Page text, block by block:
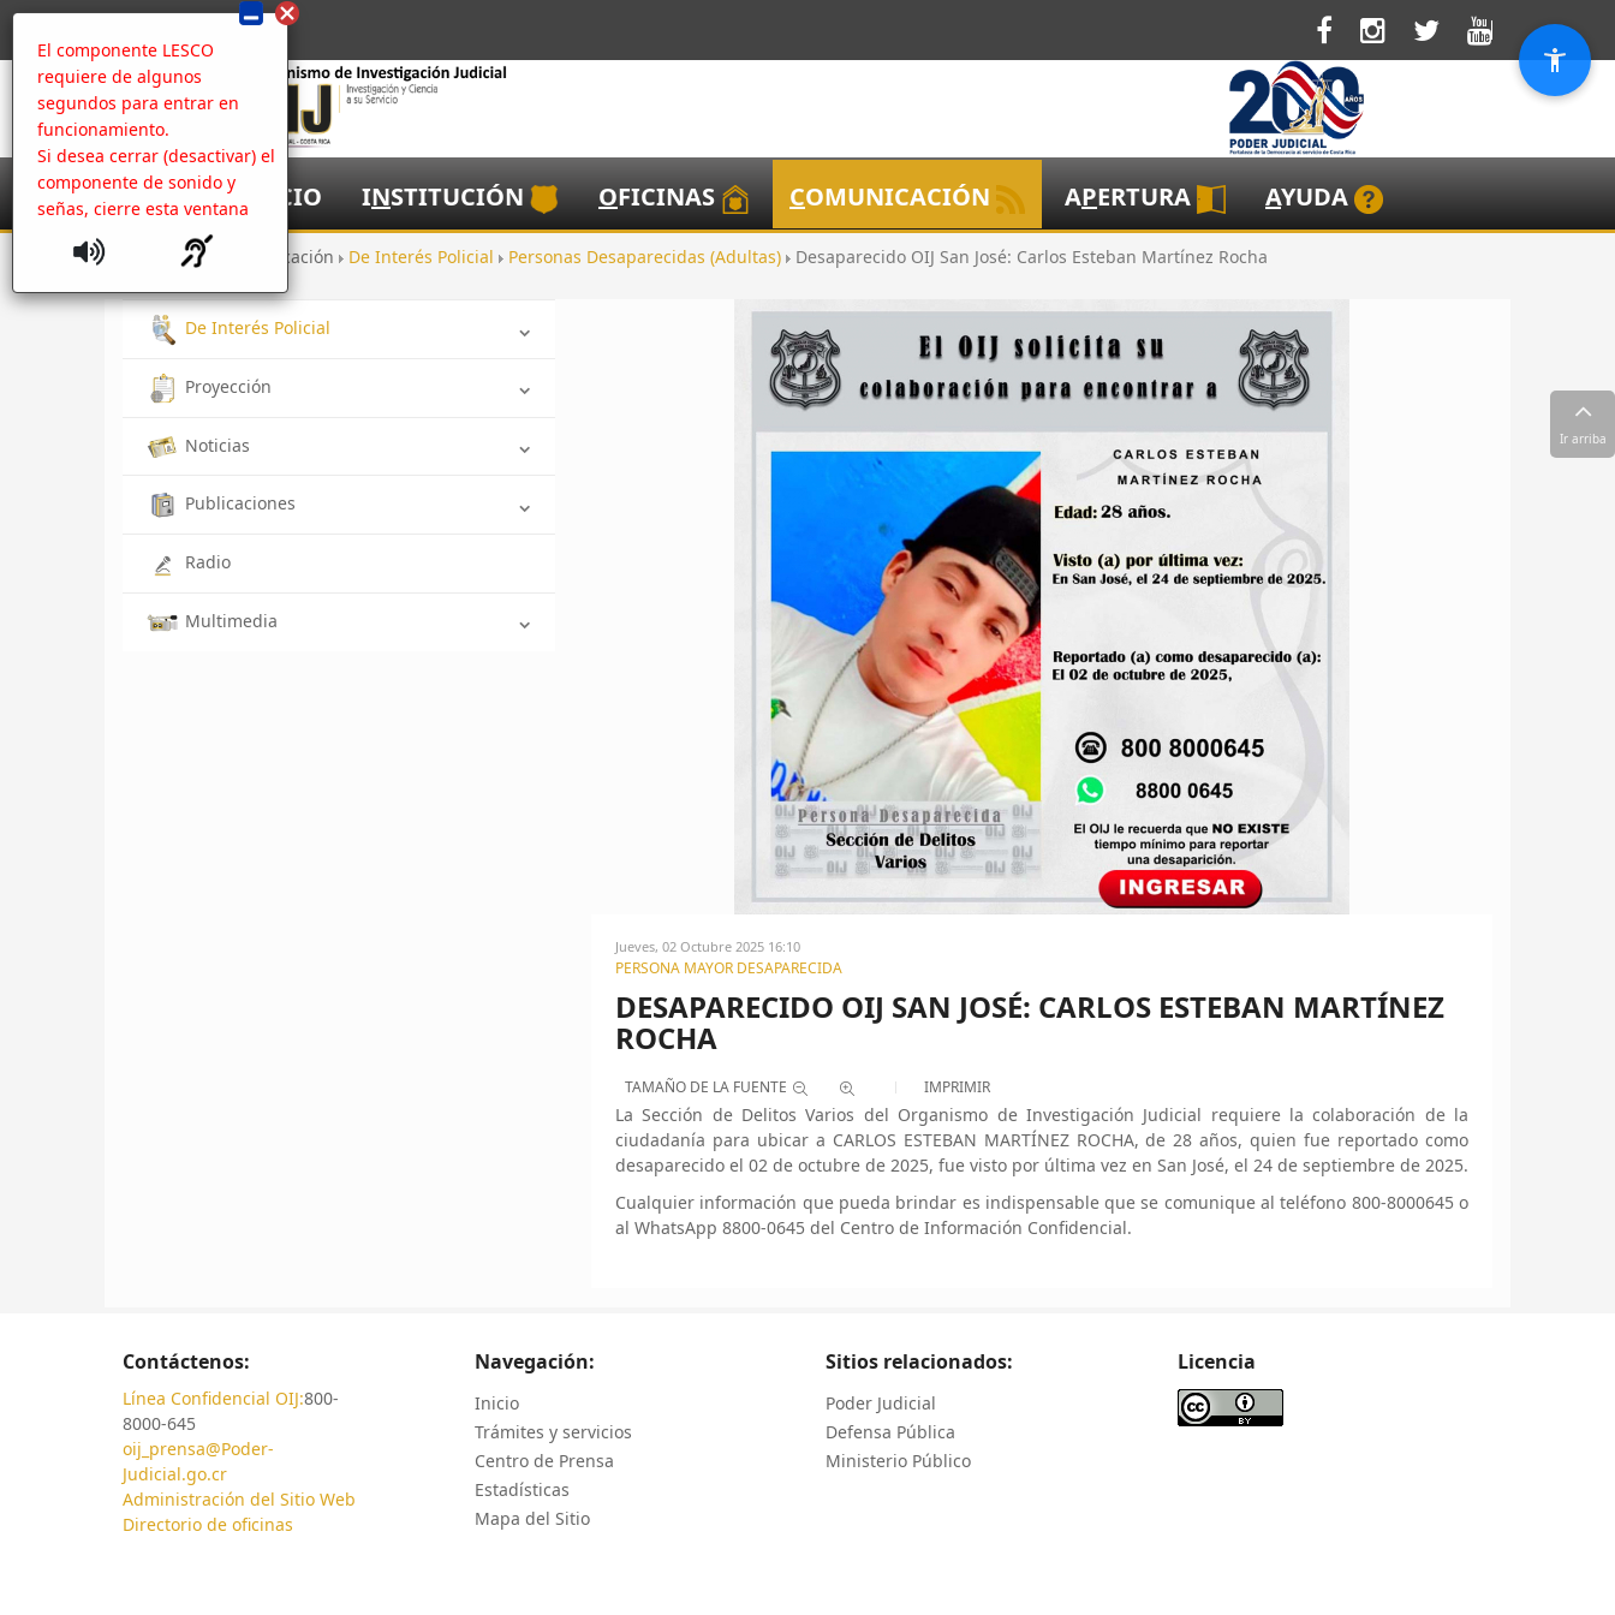
El componente LESCO
requiere de algunos
segundos para entrar en
funcionamiento.
Si desea cerrar (desactivar) el
componente de sonido y
señas, cierre esta ventana
NICIO INSTITUCIÓN OFICINAS COMUNICACIÓN APERTURA AYUDA
Inicio Comunicación De Interés Policial Personas Desaparecidas (Adultas) Desaparecido OIJ San José: Carlos Esteban Martínez Rocha
De Interés Policial
Proyección
Noticias
Publicaciones
Radio
Multimedia
Jueves, 02 Octubre 2025 16:10
PERSONA MAYOR DESAPARECIDA
DESAPARECIDO OIJ SAN JOSÉ: CARLOS ESTEBAN MARTÍNEZ
ROCHA
TAMAÑO DE LA FUENTE IMPRIMIR
La Sección de Delitos Varios del Organismo de Investigación Judicial requiere la colaboración de la
ciudadanía para ubicar a CARLOS ESTEBAN MARTÍNEZ ROCHA, de 28 años, quien fue reportado como
desaparecido el 02 de octubre de 2025, fue visto por última vez en San José, el 24 de septiembre de 2025.
Cualquier información que pueda brindar es indispensable que se comunique al teléfono 800-8000645 o
al WhatsApp 8800-0645 del Centro de Información Confidencial.
Contáctenos:
Línea Confidencial OIJ:800-
8000-645
oij_prensa@Poder-
Judicial.go.cr
Administración del Sitio Web
Directorio de oficinas
Navegación:
Inicio
Trámites y servicios
Centro de Prensa
Estadísticas
Mapa del Sitio
Sitios relacionados:
Poder Judicial
Defensa Pública
Ministerio Público
Licencia
Ir arriba